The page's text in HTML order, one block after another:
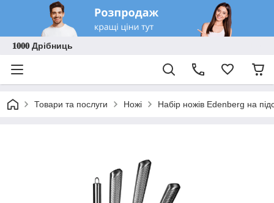
𝟏𝟎𝟎𝟎 Дрібниць
Товари та послуги Ножі Набір ножів Edenberg на